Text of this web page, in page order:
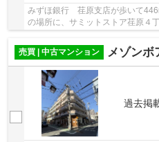
みずほ銀行 荏原支店が歩いて
の場所に、サミットストア荏原４
売買 | 中古マンション
メゾンボ
過去掲